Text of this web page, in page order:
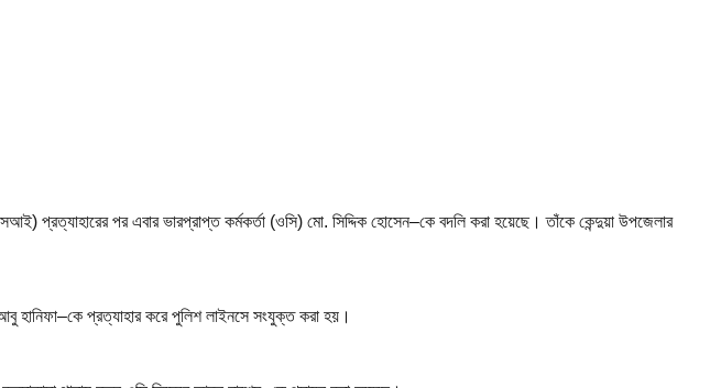
প্রত্যাহারের পর এবার ভারপ্রাপ্ত কর্মকর্তা (ওসি) মো. সিদ্দিক হোসেন–কে বদলি করা হয়েছে। তাঁকে কেন্দুয়া উপজেলার
প্রত্যাহার করে পুলিশ লাইনসে সংযুক্ত করা হয়।